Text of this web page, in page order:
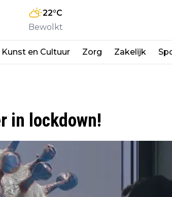
22°C
Bewolkt
Kunst en Cultuur Zorg Zakelijk
in lockdown!